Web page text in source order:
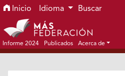
Ir al menú de navegación principal
Ir al contenido principal
Ir al pie de página del sitio
Inicio Idioma Buscar
Informe 2024 Publicados Acerca de